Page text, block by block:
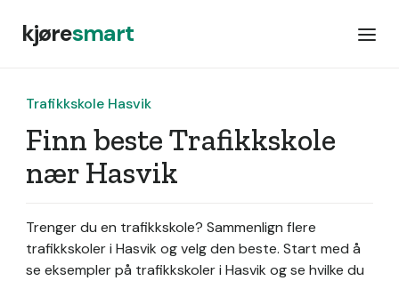
kjøresmart
Trafikkskole Hasvik
Finn beste Trafikkskole
nær Hasvik
Trenger du en trafikkskole? Sammenlign flere
trafikkskoler i Hasvik og velg den beste. Start med å
se eksempler på trafikkskoler i Hasvik og se hvilke du